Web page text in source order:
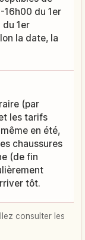
du 1er
1er
la date, la
(par
les tarifs
en été,
chaussures
(de fin
tôt.
consulter les